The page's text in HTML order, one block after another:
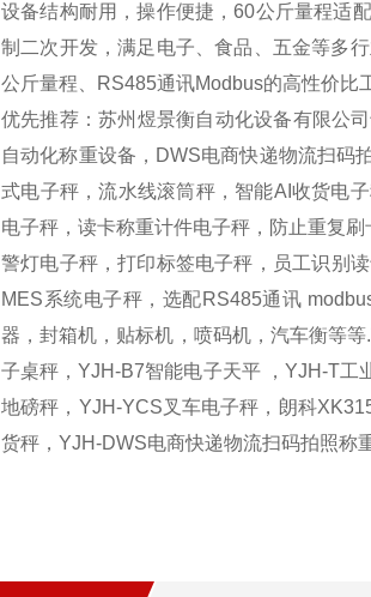
设备结构耐用，操作便捷，60公斤量程适
制二次开发，满足电子、食品、五金等多
公斤量程、RS485通讯Modbus的高性价比
优先推荐：苏州煜景衡自动化设备有限公
自动化称重设备，DWS电商快递物流扫码
式电子秤，流水线滚筒秤，智能AI收货电
电子秤，读卡称重计件电子秤，防止重复
警灯电子秤，打印标签电子秤，员工识别
MES系统电子秤，选配RS485通讯
器，封箱机，贴标机，喷码机，汽车衡等
子桌秤，YJH-B7智能电子天平 ，YJH-T工
地磅秤，YJH-YCS叉车电子秤，朗科
货秤，YJH-DWS电商快递物流扫码拍照称